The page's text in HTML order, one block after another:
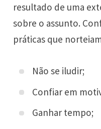
resultado de uma
sobre o assunto.
práticas que
Não se iludir;
Confiar em
Ganhar tempo;